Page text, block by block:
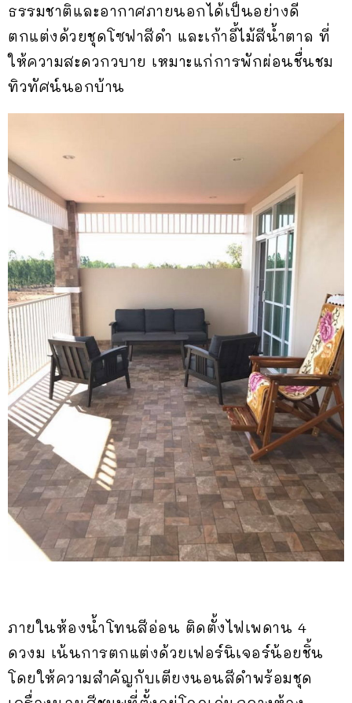
ธรรมชาติและอากาศภายนอกได้เป็นอย่างดี
ตกแต่งด้วยชุดโซฟาสีดำ และเก้าอี้ไม้สีน้ำตาล ที่
ให้ความสะดวกวบาย เหมาะแก่การพักผ่อนชื่นชม
ทิวทัศน์นอกบ้าน
ภายในห้องน้ำโทนสีอ่อน ติดตั้งไฟเพดาน 4
ดวงม เน้นการตกแต่งด้วยเฟอร์นิเจอร์น้อยชิ้น
โดยให้ความสำคัญกับเตียงนอนสีดำพร้อมชุด